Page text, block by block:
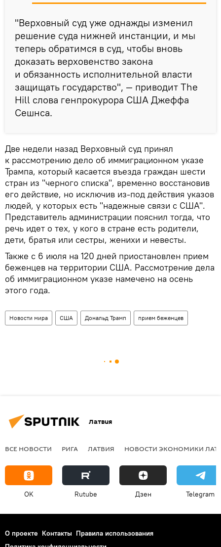
"Верховный суд уже однажды изменил
решение суда нижней инстанции, и мы
теперь обратимся в суд, чтобы вновь
доказать верховенство закона
и обязанность исполнительной власти
защищать государство", — приводит The
Hill слова генпрокурора США Джеффа
Сешнса.
Две недели назад Верховный суд принял
к рассмотрению дело об иммиграционном указе
Трампа, который касается въезда граждан шести
стран из "черного списка", временно восстановив
его действие, но исключив из-под действия указов
людей, у которых есть "надежные связи с США".
Представитель администрации пояснил тогда, что
речь идет о тех, у кого в стране есть родители,
дети, братья или сестры, женихи и невесты.
Также с 6 июля на 120 дней приостановлен прием
беженцев на территории США. Рассмотрение дела
об иммиграционном указе намечено на осень
этого года.
Новости мира США Дональд Трамп прием беженцев
Латвия
ВСЕ НОВОСТИ РИГА ЛАТВИЯ НОВОСТИ ЭКОНОМИКИ
OK Rutube Дзен Telegram
О проекте Контакты Правила использования